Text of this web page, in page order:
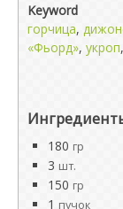
Keyword
горчица,
«Фьорд», укроп,
180 гр
3 шт.
150 гр
1 пучок